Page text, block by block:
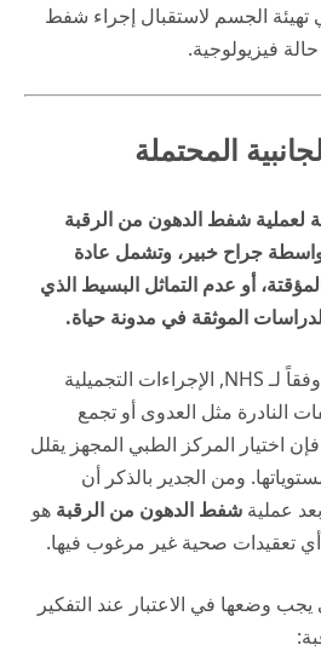
الجسم لاستقبال إجراء شفط
فيزيولوجية.
المحتملة
لعملية شفط الدهون من الرقبة
جراح خبير، وتشمل عادة
أو عدم التماثل البسيط الذي
الموثقة في مدونة حياة.
لـNHS, الإجراءات التجميلية
النادرة مثل العدوى أو تجمع
اختيار المركز الطبي المجهز يقلل
ومن الجدير بالذكر أن
عملية شفط الدهون من الرقبة هو
تعقيدات صحية غير مرغوب فيها.
وضعها في الاعتبار عند التفكير